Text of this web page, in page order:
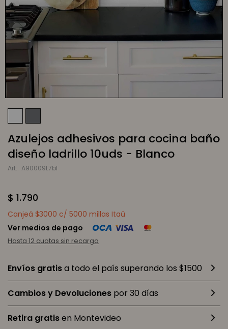
Azulejos adhesivos para cocina baño
diseño ladrillo 10uds - Blanco
A90009L7bl
$ 1.790
Canjeá $3000 c/ 5000 millas Itaú
Ver medios de pago
Hasta 12 cuotas sin recargo
Envíos gratisa todo el país superando los $1500
Cambios y Devoluciones por 30 días
Retira gratisen Montevideo